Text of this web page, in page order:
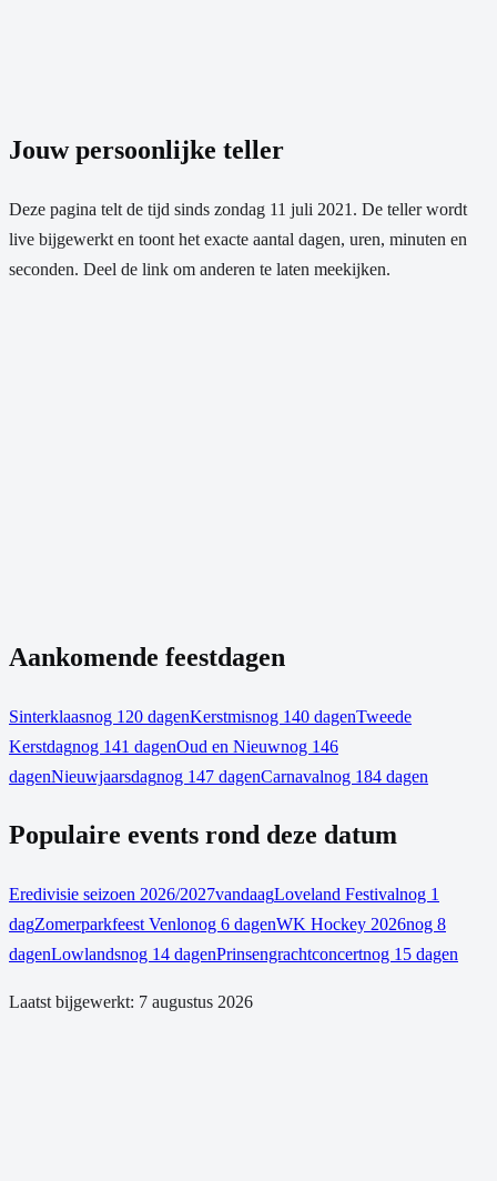
Jouw persoonlijke teller
Deze pagina telt de tijd sinds zondag 11 juli 2021 . De teller wordt
live bijgewerkt en toont het exacte aantal dagen, uren, minuten en
seconden. Deel de link om anderen te laten meekijken.
Aankomende feestdagen
Sinterklaasnog 120 dagenKerstmisnog 140 dagenTweede
Kerstdagnog 141 dagenOud en Nieuwnog 146
dagenNieuwjaarsdagnog 147 dagenCarnavalnog 184 dagen
Populaire events rond deze datum
Eredivisie seizoen 2026/2027vandaagLoveland Festivalnog 1
dagZomerparkfeest Venlonog 6 dagenWK Hockey 2026nog 8
dagenLowlandsnog 14 dagenPrinsengrachtconcertnog 15 dagen
Laatst bijgewerkt: 7 augustus 2026